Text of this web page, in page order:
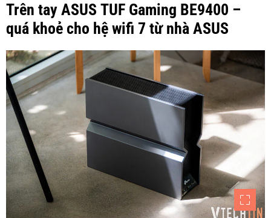
Trên tay ASUS TUF Gaming BE9400 –
quá khoẻ cho hệ wifi 7 từ nhà ASUS